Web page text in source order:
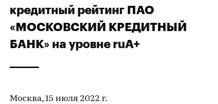
кредитный рейтинг ПАО
«МОСКОВСКИЙ КРЕДИТНЫЙ
БАНК» на уровне ruA+
Москва, 15 июля 2022 г.